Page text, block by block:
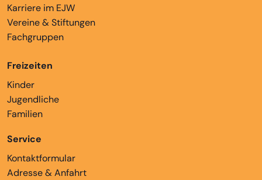
Karriere im EJW
Vereine & Stiftungen
Fachgruppen
Freizeiten
Kinder
Jugendliche
Familien
Service
Kontaktformular
Adresse & Anfahrt